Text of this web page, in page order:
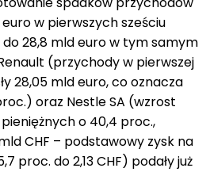
euro w pierwszych sześciu
28,8 mld euro w tym samym
(przychody w pierwszej
28,05 mld euro, co oznacza
oraz Nestle SA (wzrost
o 40,4 proc.,
CHF – podstawowy zysk na
proc. do 2,13 CHF) podały już